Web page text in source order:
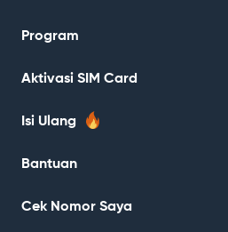
Program
Aktivasi SIM Card
Isi Ulang
Bantuan
Cek Nomor Saya